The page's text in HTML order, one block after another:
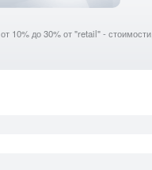
10% до 30% от "retail" - стоимости,